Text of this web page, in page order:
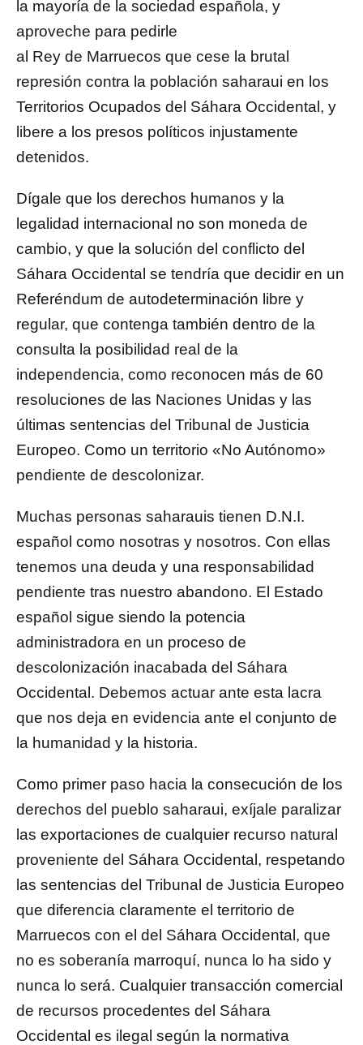
la mayoría de la sociedad española, y
aproveche para pedirle
al Rey de Marruecos que cese la brutal
represión contra la población saharaui en los
Territorios Ocupados del Sáhara Occidental, y
libere a los presos políticos injustamente
detenidos.
Dígale que los derechos humanos y la
legalidad internacional no son moneda de
cambio, y que la solución del conflicto del
Sáhara Occidental se tendría que decidir en un
Referéndum de autodeterminación libre y
regular, que contenga también dentro de la
consulta la posibilidad real de la
independencia, como reconocen más de 60
resoluciones de las Naciones Unidas y las
últimas sentencias del Tribunal de Justicia
Europeo. Como un territorio «No Autónomo»
pendiente de descolonizar.
Muchas personas saharauis tienen D.N.I.
español como nosotras y nosotros. Con ellas
tenemos una deuda y una responsabilidad
pendiente tras nuestro abandono. El Estado
español sigue siendo la potencia
administradora en un proceso de
descolonización inacabada del Sáhara
Occidental. Debemos actuar ante esta lacra
que nos deja en evidencia ante el conjunto de
la humanidad y la historia.
Como primer paso hacia la consecución de los
derechos del pueblo saharaui, exíjale paralizar
las exportaciones de cualquier recurso natural
proveniente del Sáhara Occidental, respetando
las sentencias del Tribunal de Justicia Europeo
que diferencia claramente el territorio de
Marruecos con el del Sáhara Occidental, que
no es soberanía marroquí, nunca lo ha sido y
nunca lo será. Cualquier transacción comercial
de recursos procedentes del Sáhara
Occidental es ilegal según la normativa